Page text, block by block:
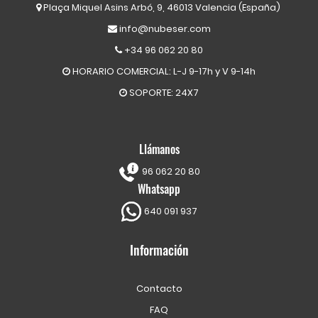
Plaça Miquel Asins Arbó, 9, 46013 Valencia (España)
info@nubeser.com
+34 96 062 20 80
HORARIO COMERCIAL: L-J 9-17h y V 9-14h
SOPORTE: 24X7
Llámanos
96 062 20 80
Whatsapp
640 091 937
Información
Contacto
FAQ